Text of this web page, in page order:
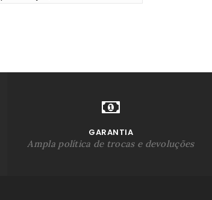
GARANTIA
Ampla política de trocas e devoluções